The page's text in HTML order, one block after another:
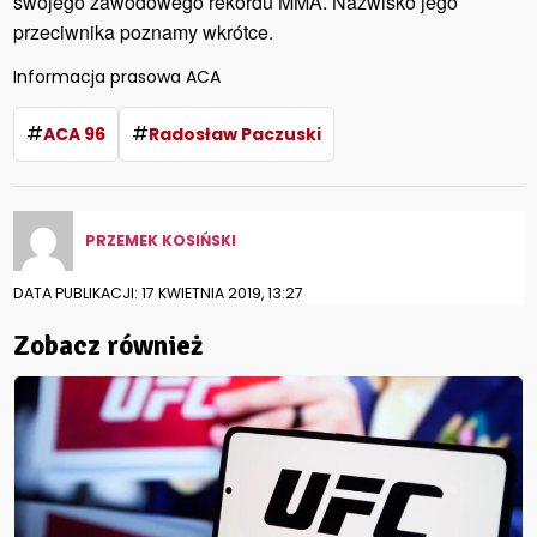
przeciwnika poznamy wkrótce.
Informacja prasowa ACA
#ACA 96 #Radosław Paczuski
PRZEMEK KOSIŃSKI
DATA PUBLIKACJI: 17 KWIETNIA 2019, 13:27
Zobacz również